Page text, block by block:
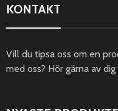
KONTAKT
Vill du tipsa oss om en
med oss? Hör gärna av